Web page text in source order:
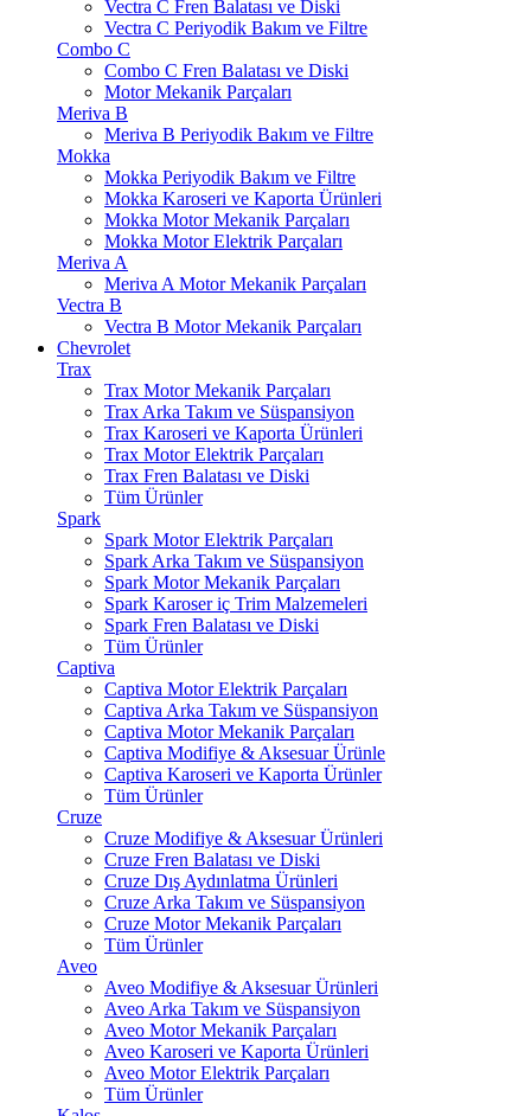
Vectra C Fren Balatası ve Diski
Vectra C Periyodik Bakım ve Filtre
Combo C
Combo C Fren Balatası ve Diski
Motor Mekanik Parçaları
Meriva B
Meriva B Periyodik Bakım ve Filtre
Mokka
Mokka Periyodik Bakım ve Filtre
Mokka Karoseri ve Kaporta Ürünleri
Mokka Motor Mekanik Parçaları
Mokka Motor Elektrik Parçaları
Meriva A
Meriva A Motor Mekanik Parçaları
Vectra B
Vectra B Motor Mekanik Parçaları
Chevrolet
Trax
Trax Motor Mekanik Parçaları
Trax Arka Takım ve Süspansiyon
Trax Karoseri ve Kaporta Ürünleri
Trax Motor Elektrik Parçaları
Trax Fren Balatası ve Diski
Tüm Ürünler
Spark
Spark Motor Elektrik Parçaları
Spark Arka Takım ve Süspansiyon
Spark Motor Mekanik Parçaları
Spark Karoser iç Trim Malzemeleri
Spark Fren Balatası ve Diski
Tüm Ürünler
Captiva
Captiva Motor Elektrik Parçaları
Captiva Arka Takım ve Süspansiyon
Captiva Motor Mekanik Parçaları
Captiva Modifiye & Aksesuar Ürünle
Captiva Karoseri ve Kaporta Ürünler
Tüm Ürünler
Cruze
Cruze Modifiye & Aksesuar Ürünleri
Cruze Fren Balatası ve Diski
Cruze Dış Aydınlatma Ürünleri
Cruze Arka Takım ve Süspansiyon
Cruze Motor Mekanik Parçaları
Tüm Ürünler
Aveo
Aveo Modifiye & Aksesuar Ürünleri
Aveo Arka Takım ve Süspansiyon
Aveo Motor Mekanik Parçaları
Aveo Karoseri ve Kaporta Ürünleri
Aveo Motor Elektrik Parçaları
Tüm Ürünler